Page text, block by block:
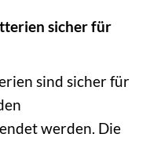
sicher für
sind sicher für
werden. Die